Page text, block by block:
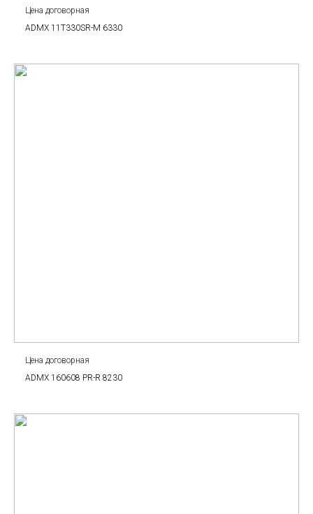
Цена договорная
ADMX 11T330SR-M 6330
Цена договорная
ADMX 160608 PR-R 8230